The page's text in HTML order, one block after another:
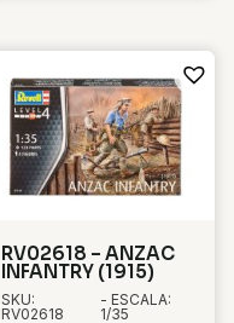
RV02618 – ANZAC
INFANTRY (1915)
SKU:
RV02618
- ESCALA:
1/35